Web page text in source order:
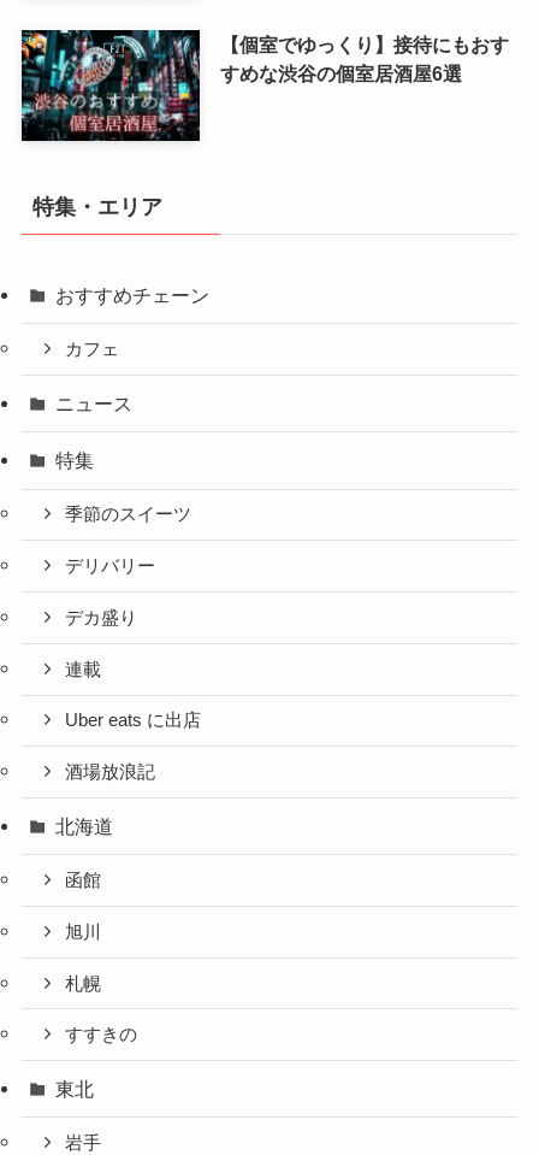
【個室でゆっくり】接待にもおす
すめな渋谷の個室居酒屋6選
特集・エリア
おすすめチェーン
カフェ
ニュース
特集
季節のスイーツ
デリバリー
デカ盛り
連載
Uber eats に出店
酒場放浪記
北海道
函館
旭川
札幌
すすきの
東北
岩手